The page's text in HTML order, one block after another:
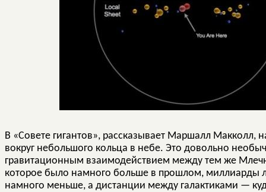
В «Совете гигантов», рассказывает Маршалл Макколл,
вокруг небольшого кольца в небе. Это довольно
гравитационным взаимодействием между тем же
которое было намного больше в прошлом, миллиарды
намного меньше, а дистанции между галактиками —